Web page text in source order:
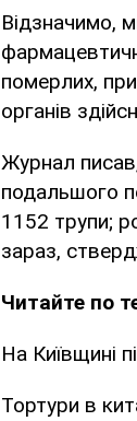
Відзначимо,
померлих,
органів
Журнал
подальшого
1152 трупи;
зараз,
Читайте по
На Київщині
Тортури в